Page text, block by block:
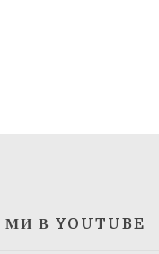
МИ В YOUTUBE